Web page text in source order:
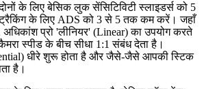
के लिए बेसिक लुक सेंसिटिविटी स्लाइडर्स को 5
के लिए ADS को 3 से 5 तक कम करें। जहाँ
प्रो 'लीनियर' (Linear) का उपयोग करते
स्पीड के बीच सीधा 1:1 संबंध देता है।
धीरे शुरू होता है और जैसे-जैसे आपकी स्टिक
है।